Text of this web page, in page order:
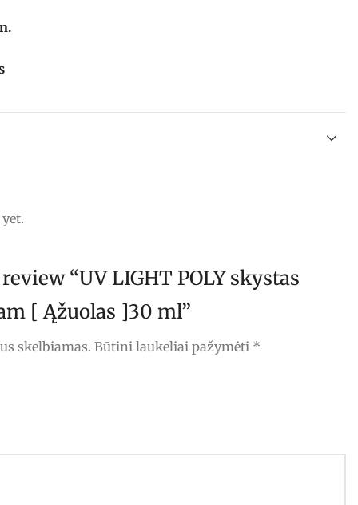
“UV LIGHT POLY skystas
[ Ąžuolas ]30 ml”
skelbiamas. Būtini laukeliai pažymėti *